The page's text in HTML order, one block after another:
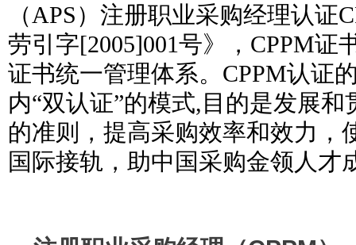
（APS）注册职业采购经理认证
劳引字[2005]001号》，CPPM证
证书统一管理体系。CPPM认证
内“双认证”的模式,目的是发展
的准则，提高采购效率和效力，
国际接轨，助中国采购金领人才